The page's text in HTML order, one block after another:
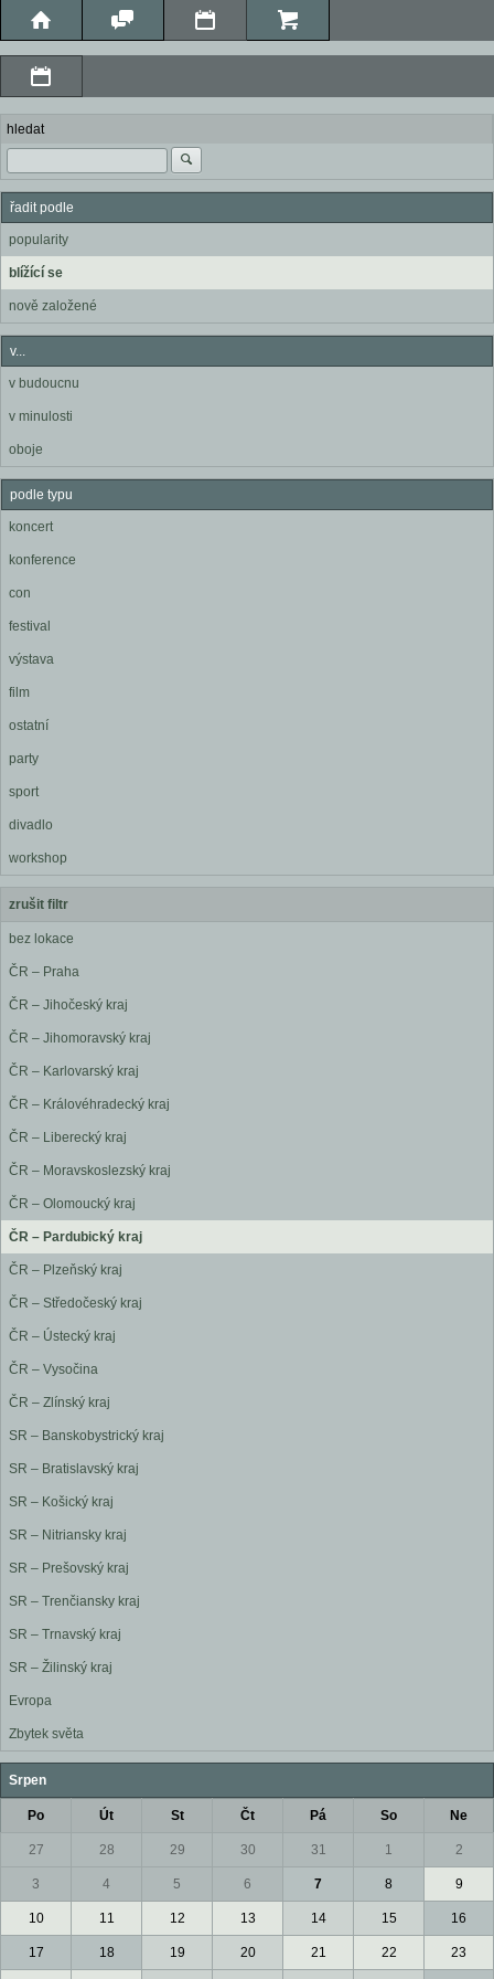
hledat
řadit podle
popularity
blížící se
nově založené
v...
v budoucnu
v minulosti
oboje
podle typu
koncert
konference
con
festival
výstava
film
ostatní
party
sport
divadlo
workshop
zrušit filtr
bez lokace
ČR – Praha
ČR – Jihočeský kraj
ČR – Jihomoravský kraj
ČR – Karlovarský kraj
ČR – Královéhradecký kraj
ČR – Liberecký kraj
ČR – Moravskoslezský kraj
ČR – Olomoucký kraj
ČR – Pardubický kraj
ČR – Plzeňský kraj
ČR – Středočeský kraj
ČR – Ústecký kraj
ČR – Vysočina
ČR – Zlínský kraj
SR – Banskobystrický kraj
SR – Bratislavský kraj
SR – Košický kraj
SR – Nitriansky kraj
SR – Prešovský kraj
SR – Trenčiansky kraj
SR – Trnavský kraj
SR – Žilinský kraj
Evropa
Zbytek světa
Srpen
Po Út St Čt Pá So Ne
27 28 29 30 31 1 2
3 4 5 6 7 8 9
10 11 12 13 14 15 16
17 18 19 20 21 22 23